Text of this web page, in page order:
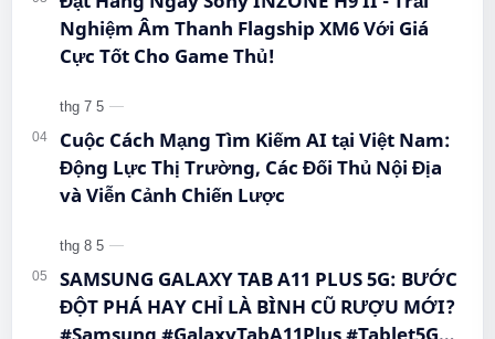
Nghiệm Âm Thanh Flagship XM6 Với Giá
Cực Tốt Cho Game Thủ!
Cuộc Cách Mạng Tìm Kiếm AI tại Việt Nam:
Động Lực Thị Trường, Các Đối Thủ Nội Địa
và Viễn Cảnh Chiến Lược
SAMSUNG GALAXY TAB A11 PLUS 5G: BƯỚC
ĐỘT PHÁ HAY CHỈ LÀ BÌNH CŨ RƯỢU MỚI?